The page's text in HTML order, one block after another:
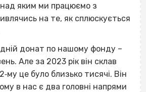
яким ми працюємо з
на те, як сплюскується
донат по нашому фонду –
Але за 2023 рік він склав
це було близько тисячі. Він
в нас є два головні напрями